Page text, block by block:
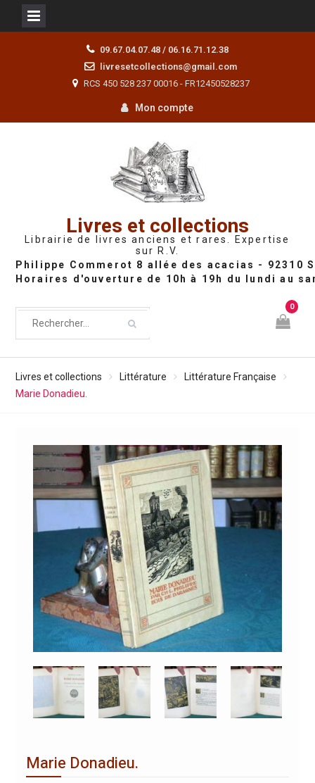
09.67.04.07.48 / 06.16.71.12.38
livresetcollections@gmail.com
RCS 450 528 237 00016 - FR12450528237
Mon compte
Livres et collections
Librairie de livres anciens et rares. Expertise
sur R.V.
0
Livres et collections Littérature
Littérature Française
Marie Donadieu.
Marie Donadieu.